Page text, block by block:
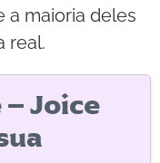
a maioria deles
real.
Joice